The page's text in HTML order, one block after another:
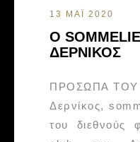
13 ΜΑΪ 2020
Ο
ΔΕΡΝΙΚΟΣ
ΠΡΟΣΩΠΑ
Δερνίκος,
του διεθνούς